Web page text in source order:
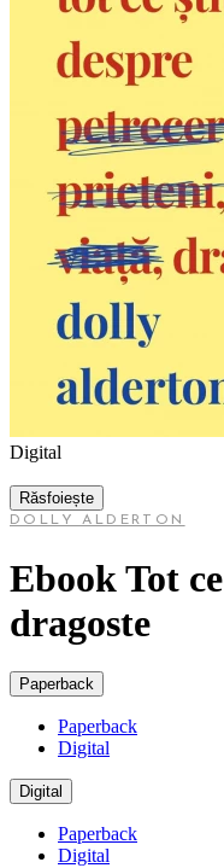
Digital
Răsfoiește
DOLLY ALDERTON
Ebook Tot
dragoste
Paperback
Paperback
Digital
Digital
Paperback
Digital